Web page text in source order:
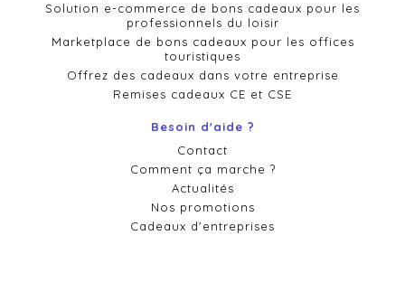
Solution e-commerce de bons cadeaux pour les
professionnels du loisir
Marketplace de bons cadeaux pour les offices
touristiques
Offrez des cadeaux dans votre entreprise
Remises cadeaux CE et CSE
Besoin d'aide ?
Contact
Comment ça marche ?
Actualités
Nos promotions
Cadeaux d'entreprises